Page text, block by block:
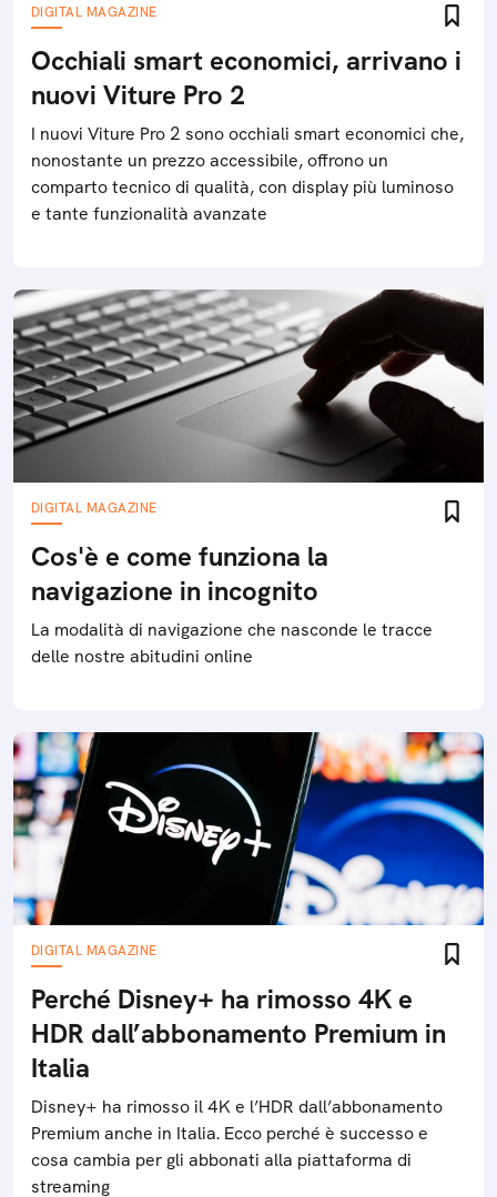
DIGITAL MAGAZINE
Occhiali smart economici, arrivano i
nuovi Viture Pro 2
I nuovi Viture Pro 2 sono occhiali smart economici che,
nonostante un prezzo accessibile, offrono un
comparto tecnico di qualità, con display più luminoso
e tante funzionalità avanzate
DIGITAL MAGAZINE
Cos'è e come funziona la
navigazione in incognito
La modalità di navigazione che nasconde le tracce
delle nostre abitudini online
DIGITAL MAGAZINE
Perché Disney+ ha rimosso 4K e
HDR dall’abbonamento Premium in
Italia
Disney+ ha rimosso il 4K e l’HDR dall’abbonamento
Premium anche in Italia. Ecco perché è successo e
cosa cambia per gli abbonati alla piattaforma di
streaming